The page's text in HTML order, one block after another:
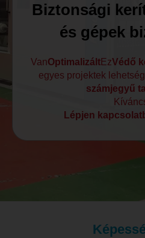
Biztonsági
és gépek
VanOptimalizáltEzVédő
egyes projektek
számjegyű
Lépjen